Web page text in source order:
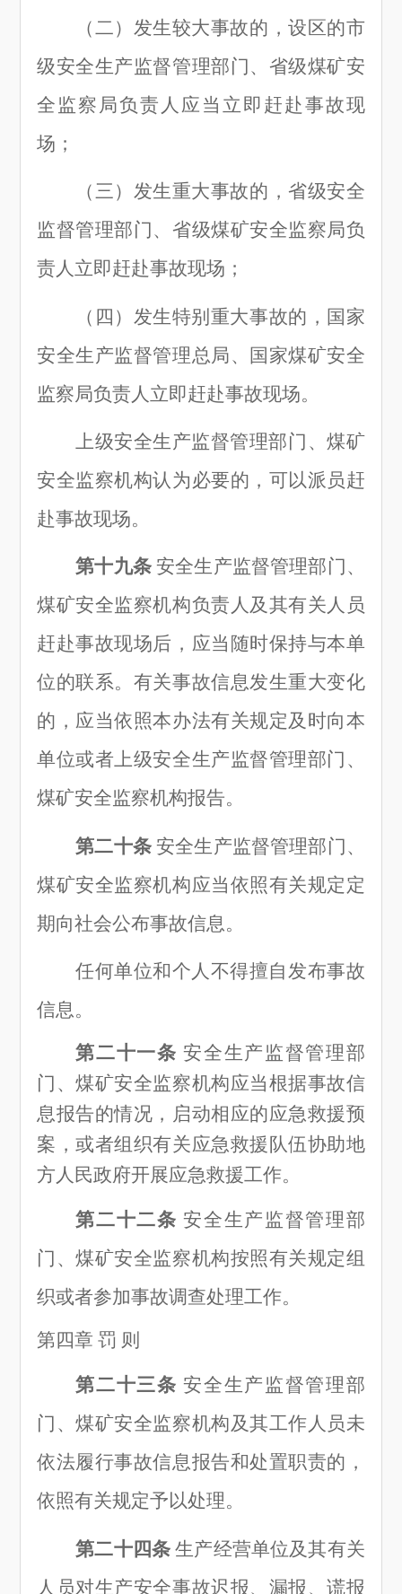
（二） 发生较大事故的，设区的市
级安全生产监督管理部门、省级煤矿安
全监察局负责人应当立即赶赴事故现
场；
（三） 发生重大事故的，省级安全
监督管理部门、省级煤矿安全监察局负
责人立即赶赴事故现场；
（四 ） 发生特别重大事故的，国家
安全生产监督管理总局、国家煤矿安全
监察局负责人立即赶赴事故现场。
上级安全生产监督管理部门、煤矿
安全监察机构认为必要的，可以派员赶
赴事故现场。
第十九条 安全生产监督管理部门、
煤矿安全监察机构负责人及其有关人员
赶赴事故现场后，应当随时保持与本单
位的联系。有关事故信息发生重大变化
的，应当依照本办法有关规定及时向本
单位或者上级安全生产监督管理部门、
煤矿安全监察机构报告。
第二十条 安全生产监督管理部门、
煤矿安全监察机构应当依照有关规定定
期向社会公布事故信息。
任何单位和个人不得擅自发布事故
信息。
第二十一条 安全生产监督管理部
门、煤矿安全监察机构应当根据事故信
息报告的情况，启动相应的应急救援预
案，或者组织有关应急救援队伍协助地
方人民政府开展应急救援工作。
第二十二条 安全生产监督管理部
门、煤矿安全监察机构按照有关规定组
织或者参加事故调查处理工作。
第四章 罚 则
第二十三条 安全生产监督管理部
门、煤矿安全监察机构及其工作人员未
依法履行事故信息报告和处置职责的，
依照有关规定予以处理。
第二十四条 生产经营单位及其有关
人员对生产安全事故迟报、漏报、谎报